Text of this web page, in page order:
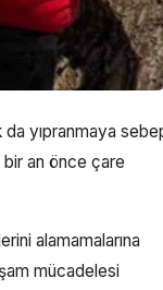
da yıpranmaya
an önce çare
alamamalarına
mücadelesi